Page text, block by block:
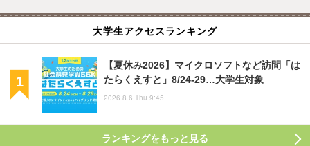
大学生アクセスランキング
【夏休み2026】マイクロソフトなど訪問「は
たらくえすと」8/24-29…大学生対象
2026.8.6 Thu 9:45
ランキングをもっと見る